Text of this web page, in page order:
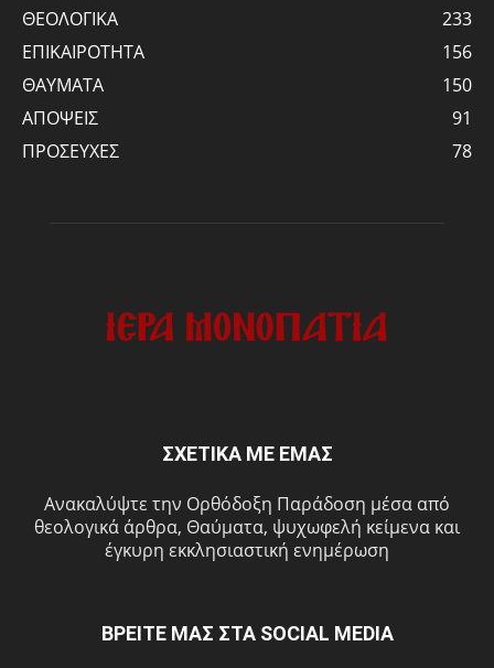
ΘΕΟΛΟΓΙΚΑ
233
ΕΠΙΚΑΙΡΟΤΗΤΑ
156
ΘΑΥΜΑΤΑ
150
ΑΠΟΨΕΙΣ
91
ΠΡΟΣΕΥΧΕΣ
78
ΣΧΕΤΙΚΑ ΜΕ ΕΜΑΣ
Ανακαλύψτε την Ορθόδοξη Παράδοση μέσα από
θεολογικά άρθρα, Θαύματα, ψυχωφελή κείμενα και
έγκυρη εκκλησιαστική ενημέρωση
ΒΡΕΙΤΕ ΜΑΣ ΣΤΑ SOCIAL MEDIA